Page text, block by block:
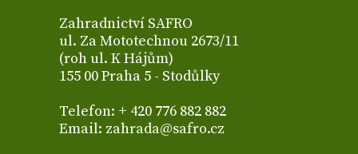
Zahradnictví SAFRO
ul. Za Mototechnou 2673/11
(roh ul. K Hájům)
155 00 Praha 5 - Stodůlky
Telefon: + 420 776 882 882
Email: zahrada@safro.cz